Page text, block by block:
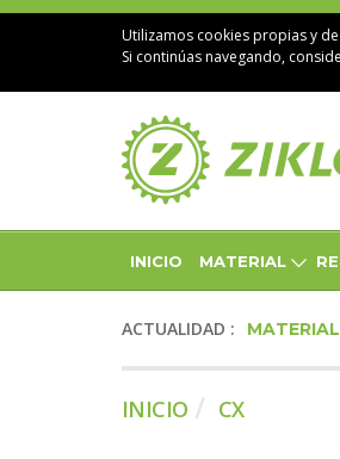
Utilizamos cookies propias y
Si continúas navegando,
INICIO MATERIAL
ACTUALIDAD : MATERIAL
INICIO CX